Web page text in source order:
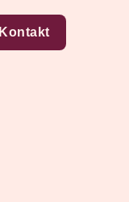
Kontakt